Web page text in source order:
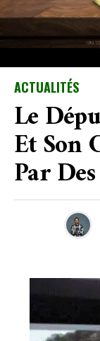
ACTUALITÉS
Le
Et Son
Par